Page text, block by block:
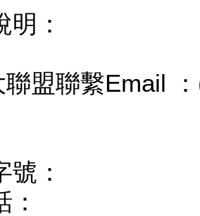
明：
聯盟聯繫Email
號：